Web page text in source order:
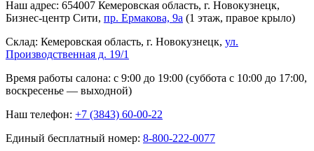
Наш адрес: 654007 Кемеровская область, г. Новокузнецк,
Бизнес-центр Сити, пр. Ермакова, 9а (1 этаж, правое крыло)
Склад: Кемеровская область, г. Новокузнецк, ул.
Производственная д. 19/1
Время работы салона: с 9:00 до 19:00 (суббота с 10:00 до 17:00,
воскресенье — выходной)
Наш телефон: +7 (3843) 60-00-22
Единый бесплатный номер: 8-800-222-0077